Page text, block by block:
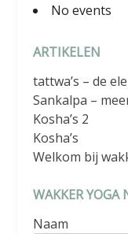
No events
ARTIKELEN
tattwa’s – de
Sankalpa –
Kosha’s 2
Kosha’s
Welkom bij
WAKKER YOGA
Naam